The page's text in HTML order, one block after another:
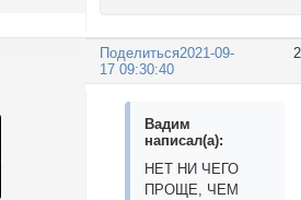
Поделиться2021-09-
17 09:30:40
Вадим
написал(а):
НЕТ НИ ЧЕГО
ПРОЩЕ, ЧЕМ